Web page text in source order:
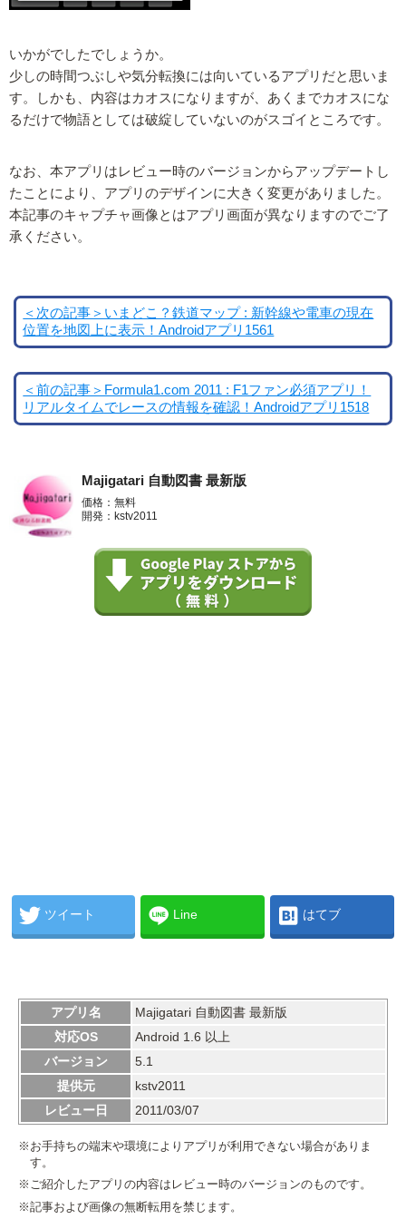
いかがでしたでしょうか。
少しの時間つぶしや気分転換には向いているアプリだと思いま
す。しかも、内容はカオスになりますが、あくまでカオスにな
るだけで物語としては破綻していないのがスゴイところです。
なお、本アプリはレビュー時のバージョンからアップデートし
たことにより、アプリのデザインに大きく変更がありました。
本記事のキャプチャ画像とはアプリ画面が異なりますのでご了
承ください。
＜次の記事＞いまどこ？鉄道マップ : 新幹線や電車の現在
位置を地図上に表示！Androidアプリ1561
＜前の記事＞Formula1.com 2011 : F1ファン必須アプリ！
リアルタイムでレースの情報を確認！Androidアプリ1518
Majigatari 自動図書 最新版
価格：無料
開発：kstv2011
ツイート Line はてブ
アプリ名
Majigatari 自動図書 最新版
対応OS
Android 1.6 以上
バージョン
5.1
提供元
kstv2011
レビュー日
2011/03/07
※お手持ちの端末や環境によりアプリが利用できない場合がありま
す。
※ご紹介したアプリの内容はレビュー時のバージョンのものです。
※記事および画像の無断転用を禁じます。